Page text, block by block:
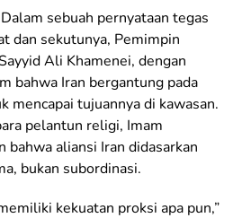
sebuah pernyataan tegas
dan sekutunya, Pemimpin
Ali Khamenei, dengan
bahwa Iran bergantung pada
mencapai tujuannya di kawasan.
pelantun religi, Imam
bahwa aliansi Iran didasarkan
bukan subordinasi.
kekuatan proksi apa pun,”